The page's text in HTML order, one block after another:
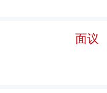
常务理事单位、抗
化道出血救治快速
面议